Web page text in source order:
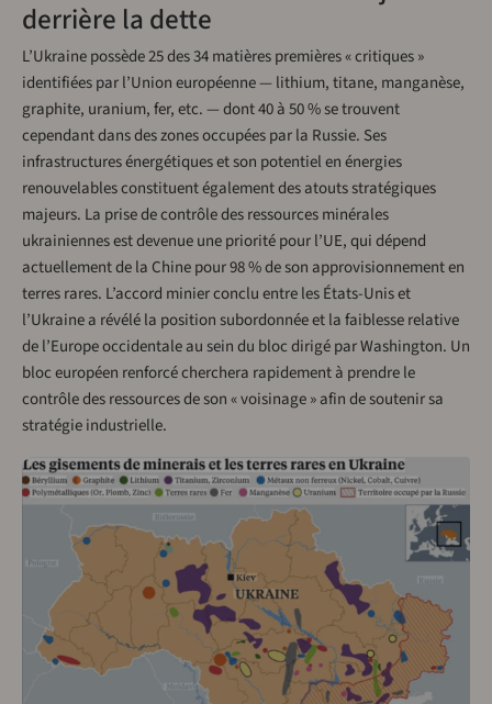
derrière la dette
L’Ukraine possède 25 des 34 matières premières « critiques »
identifiées par l’Union européenne — lithium, titane, manganèse,
graphite, uranium, fer, etc. — dont 40 à 50 % se trouvent
cependant dans des zones occupées par la Russie. Ses
infrastructures énergétiques et son potentiel en énergies
renouvelables constituent également des atouts stratégiques
majeurs. La prise de contrôle des ressources minérales
ukrainiennes est devenue une priorité pour l’UE, qui dépend
actuellement de la Chine pour 98 % de son approvisionnement en
terres rares. L’accord minier conclu entre les États-Unis et
l’Ukraine a révélé la position subordonnée et la faiblesse relative
de l’Europe occidentale au sein du bloc dirigé par Washington. Un
bloc européen renforcé cherchera rapidement à prendre le
contrôle des ressources de son « voisinage » afin de soutenir sa
stratégie industrielle.